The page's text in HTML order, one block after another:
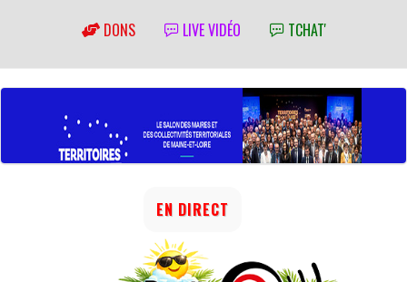
DONS LIVE VIDÉO TCHAT'
EN DIRECT